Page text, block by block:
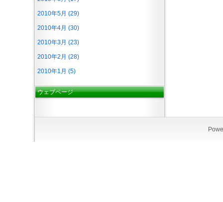
2010年5月 (29)
2010年4月 (30)
2010年3月 (23)
2010年2月 (28)
2010年1月 (5)
ウェブページ